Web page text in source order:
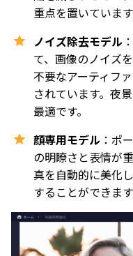
重点を置いています
ノイズ除去モデル
て、画像のノイズ
不要なアーティフ
されています。夜
最適です。
顔専用モデル ：ポ
の明瞭さと表情が
真を自動的に美化
することができます